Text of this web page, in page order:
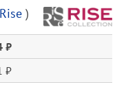
Rise )
₽
₽